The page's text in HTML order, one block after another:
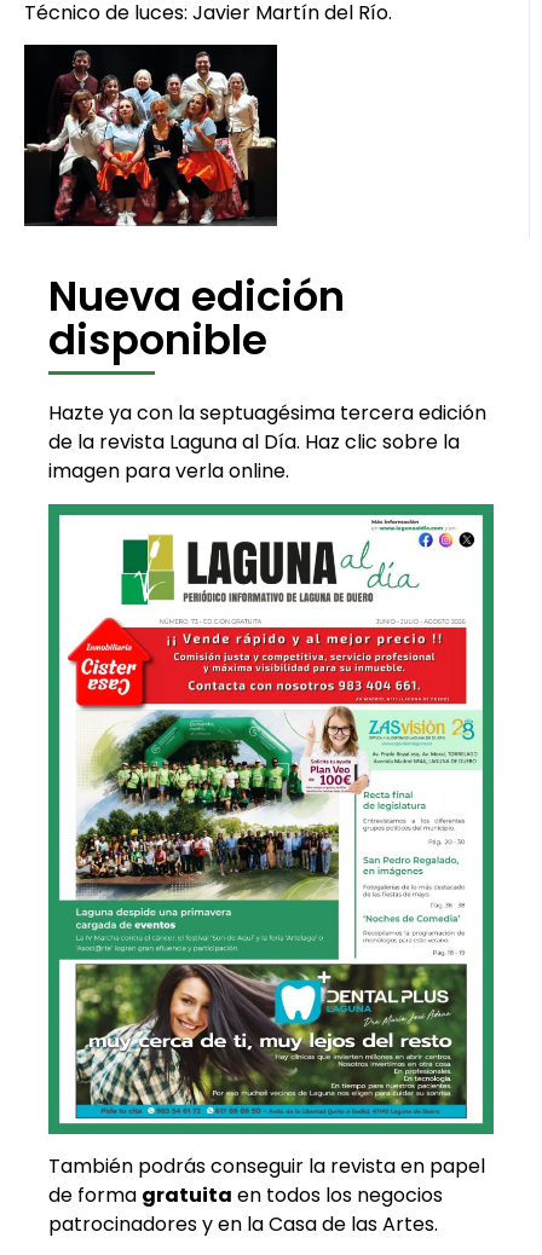
Técnico de luces: Javier Martín del Río.
Nueva edición
disponible
Hazte ya con la septuagésima tercera edición
de la revista Laguna al Día. Haz clic sobre la
imagen para verla online.
También podrás conseguir la revista en papel
de forma gratuita en todos los negocios
patrocinadores y en la Casa de las Artes.